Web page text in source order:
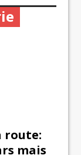
route:
mais